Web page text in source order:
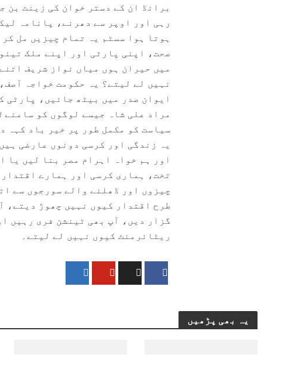
برانڈ ان کے دستر خوان کی زینت بن
رہی اور اوپر سے دھرنے، پانامہ
ہوتا ہوا سسٹم یہ تمام چیزیں مل
صحت، اپنی پارٹی اور اپنے ملک
میں حیران ہوں میاں نواز شریف
نہیں لے لیتے؟ یہ حکومت خواجہ
ایوان صدر میں بیٹھ جائیں، پارٹی
مراد علی شاہ جیسے لوگوں کو سامنے
سیاست کو مکمل طور پر خیر باد کہہ
یہ زندگی اور کرسی دونوں عارضی
اور ہم خواہ اہرام مصر بنا لیں یا
تخت، ہماری کرسی اور ہمارے
چیزوں اور ڈھلنے والے سورجوں سے
طرح اقتدار کیوں نہیں چھوڑ دیتے،
گزار دیں، آپ بھی ٹینشن فری رہیں
ریٹائرمنٹ کیوں نہیں لے لیتے۔
یہ بھی پڑھیں